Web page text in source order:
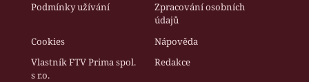
Podmínky užívání
Zpracování osobních
údajů
Cookies
Nápověda
Vlastník FTV Prima spol.
s r.o.
Redakce